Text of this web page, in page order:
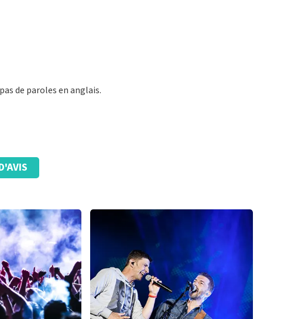
juste bien organisé. Continue comme ça
de paroles en anglais.
le billet reçu.
website. Uw feedback vinden wij erg belangrijk. U helpt
consumenten met het maken van een beslissing. Wij
klopt dat er een andere naam op het ticket staat. Dit
invloed op uw toegang tot het evenement. Wij hopen
gehad. Met vriendelijke groeten, Johan Topticketshop